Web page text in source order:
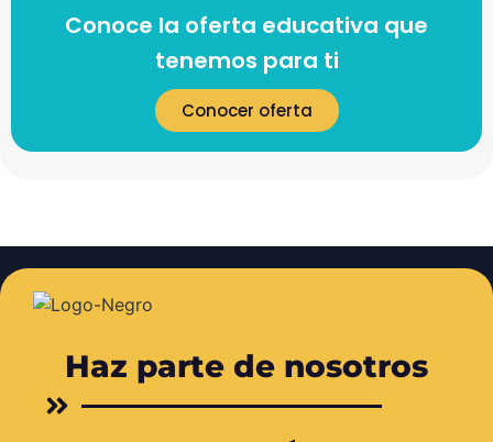
Conoce la oferta educativa que
tenemos para ti
Conocer oferta
Haz parte de nosotros